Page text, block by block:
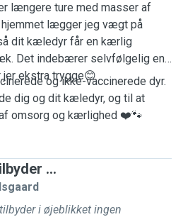
længere ture med masser af
hjemmet lægger jeg vægt på
dit kæledyr får en kærlig
Det indebærer selvfølgelig en
ekstra trygge😊
og ikke-vaccinerede dyr.
dig og dit kæledyr, og til at
omsorg og kærlighed ❤️🐾
...
i øjeblikket ingen